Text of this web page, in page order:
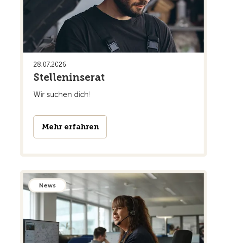
28.07.2026
Stelleninserat
Wir suchen dich!
Mehr erfahren
News